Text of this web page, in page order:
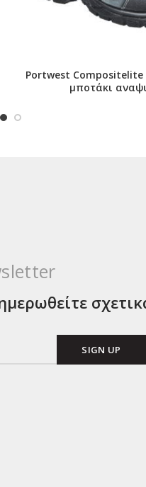
Portwest Compositelite
μποτάκι